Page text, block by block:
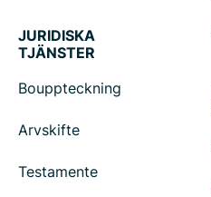
JURIDISKA
TJÄNSTER
Bouppteckning
Arvskifte
Testamente